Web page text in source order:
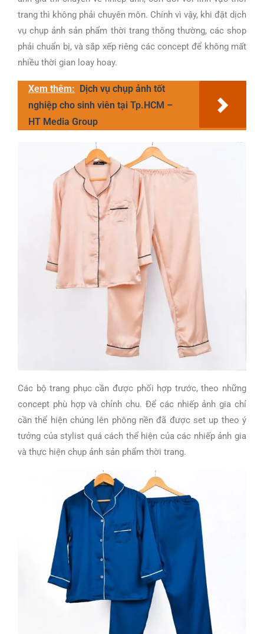
trang thì không phải chuyên môn. Chính vì vậy, khi đặt dịch
vụ chụp ảnh sản phẩm thời trang thông thường, các shop
phải chuẩn bị, và sắp xếp riêng các concept để không mất
nhiều thời gian loay hoay.
Xem thêm:
Dịch vụ chụp ảnh tốt
nghiệp cho sinh viên tại Tp.HCM –
HT Media Group
Các bộ trang phục cần được phối hợp trước, theo những
concept phù hợp và chỉnh chu. Để các nhiếp ảnh gia chỉ
cần thể hiện chúng lên phông nền đã được set up theo ý
tưởng của stylist quá cách thể hiện của các nhiếp ảnh gia
và thực hiện chụp ảnh sản phẩm thời trang.